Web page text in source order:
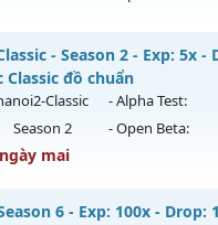
Reset
bản Webzen
Cày Cuốc 100%, Không
08 2026 - Mở máy chủ
10%
In Game
- Season 2 - Exp: 5x -
Classic đồ chuẩn
Classic - Alpha Test:
Season 2 - Open Beta:
mai
- Lối chơi cày cuốc
6 - Exp: 100x - Drop: